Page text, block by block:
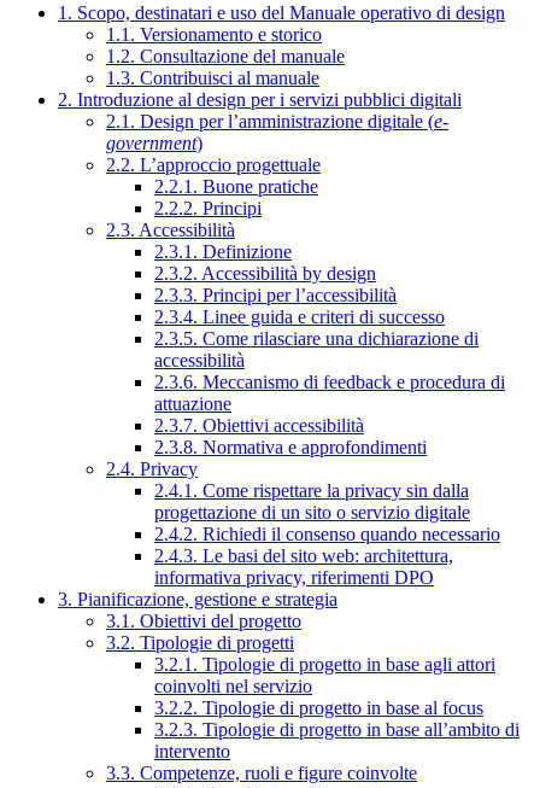
1. Scopo, destinatari e uso del Manuale operativo di design
1.1. Versionamento e storico
1.2. Consultazione del manuale
1.3. Contribuisci al manuale
2. Introduzione al design per i servizi pubblici digitali
2.1. Design per l’amministrazione digitale (e-
government)
2.2. L’approccio progettuale
2.2.1. Buone pratiche
2.2.2. Principi
2.3. Accessibilità
2.3.1. Definizione
2.3.2. Accessibilità by design
2.3.3. Principi per l’accessibilità
2.3.4. Linee guida e criteri di successo
2.3.5. Come rilasciare una dichiarazione di
accessibilità
2.3.6. Meccanismo di feedback e procedura di
attuazione
2.3.7. Obiettivi accessibilità
2.3.8. Normativa e approfondimenti
2.4. Privacy
2.4.1. Come rispettare la privacy sin dalla
progettazione di un sito o servizio digitale
2.4.2. Richiedi il consenso quando necessario
2.4.3. Le basi del sito web: architettura,
informativa privacy, riferimenti DPO
3. Pianificazione, gestione e strategia
3.1. Obiettivi del progetto
3.2. Tipologie di progetti
3.2.1. Tipologie di progetto in base agli attori
coinvolti nel servizio
3.2.2. Tipologie di progetto in base al focus
3.2.3. Tipologie di progetto in base all’ambito di
intervento
3.3. Competenze, ruoli e figure coinvolte